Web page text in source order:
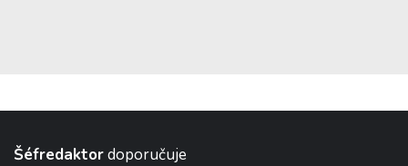
Šéfredaktordoporučuje